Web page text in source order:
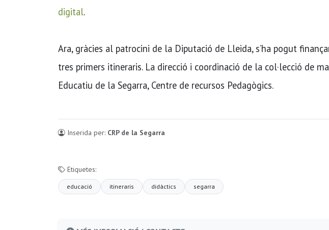
digital.
Ara, gràcies al patrocini de la Diputació de Lleida, s’ha pogut
tres primers itineraris. La direcció i coordinació de la col·lecció de
Educatiu de la Segarra, Centre de recursos Pedagògics.
Inserida per: CRP de la Segarra
Etiquetes:
educació itineraris didàctics segarra